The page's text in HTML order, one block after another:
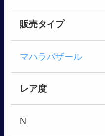
販売タイプ
マハラバザール
レア度
N